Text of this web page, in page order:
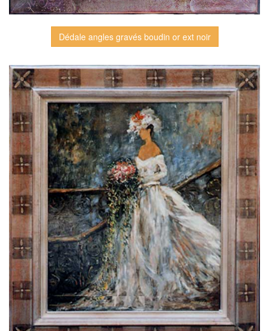
Dédale angles gravés boudin or ext noir